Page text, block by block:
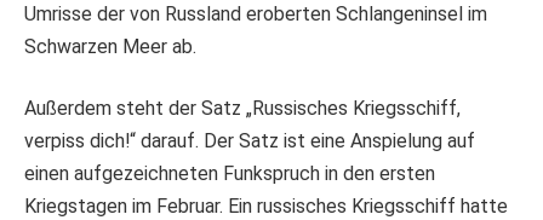
Umrisse der von Russland eroberten Schlangeninsel im
Schwarzen Meer ab.
Außerdem steht der Satz „Russisches Kriegsschiff,
verpiss dich!“ darauf. Der Satz ist eine Anspielung auf
einen aufgezeichneten Funkspruch in den ersten
Kriegstagen im Februar. Ein russisches Kriegsschiff hatte